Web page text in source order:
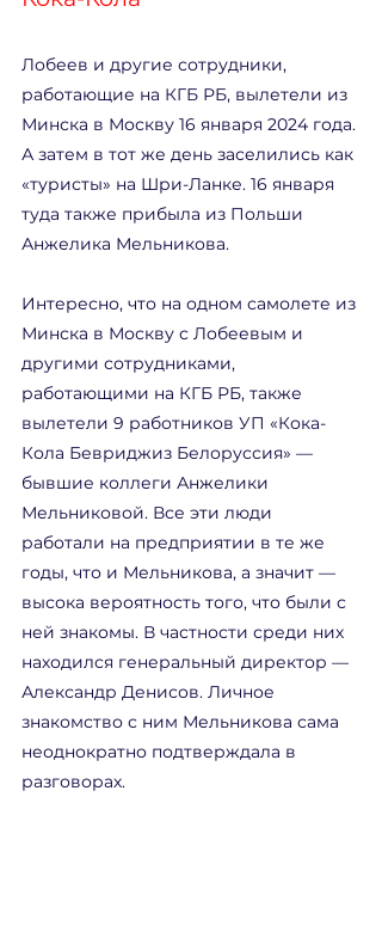
Лобеев и другие сотрудники,
работающие на КГБ РБ, вылетели из
Минска в Москву 16 января 2024 года.
А затем в тот же день заселились как
«туристы» на Шри-Ланке. 16 января
туда также прибыла из Польши
Анжелика Мельникова.
Интересно, что на одном самолете из
Минска в Москву с Лобеевым и
другими сотрудниками,
работающими на КГБ РБ, также
вылетели 9 работников УП «Кока-
Кола Бевриджиз Белоруссия» —
бывшие коллеги Анжелики
Мельниковой. Все эти люди
работали на предприятии в те же
годы, что и Мельникова, а значит —
высока вероятность того, что были с
ней знакомы. В частности среди них
находился генеральный директор —
Александр Денисов. Личное
знакомство с ним Мельникова сама
неоднократно подтверждала в
разговорах.